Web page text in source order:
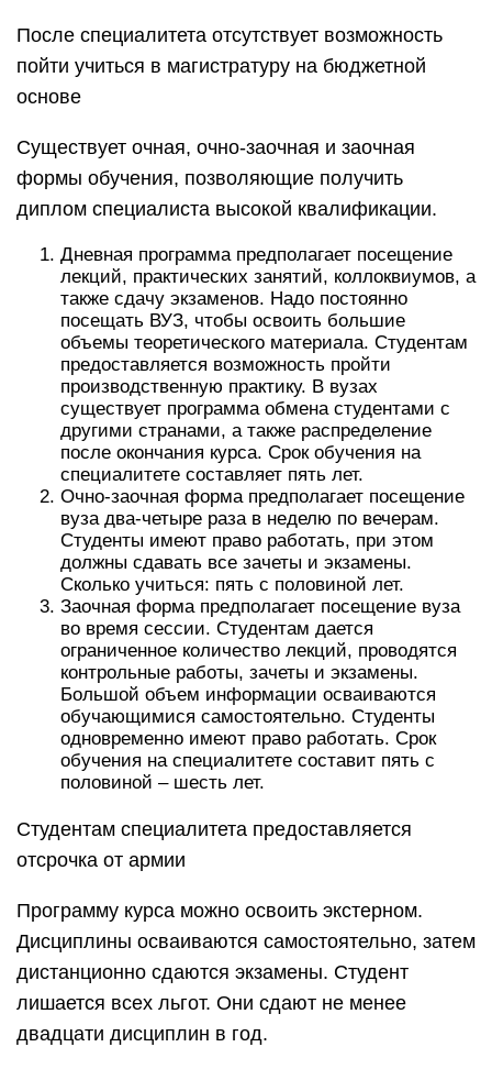
После специалитета отсутствует возможность
пойти учиться в магистратуру на бюджетной
основе
Существует очная, очно-заочная и заочная
формы обучения, позволяющие получить
диплом специалиста высокой квалификации.
Дневная программа предполагает посещение
лекций, практических занятий, коллоквиумов, а
также сдачу экзаменов. Надо постоянно
посещать ВУЗ, чтобы освоить большие
объемы теоретического материала. Студентам
предоставляется возможность пройти
производственную практику. В вузах
существует программа обмена студентами с
другими странами, а также распределение
после окончания курса. Срок обучения на
специалитете составляет пять лет.
Очно-заочная форма предполагает посещение
вуза два-четыре раза в неделю по вечерам.
Студенты имеют право работать, при этом
должны сдавать все зачеты и экзамены.
Сколько учиться: пять с половиной лет.
Заочная форма предполагает посещение вуза
во время сессии. Студентам дается
ограниченное количество лекций, проводятся
контрольные работы, зачеты и экзамены.
Большой объем информации осваиваются
обучающимися самостоятельно. Студенты
одновременно имеют право работать. Срок
обучения на специалитете составит пять с
половиной – шесть лет.
Студентам специалитета предоставляется
отсрочка от армии
Программу курса можно освоить экстерном.
Дисциплины осваиваются самостоятельно, затем
дистанционно сдаются экзамены. Студент
лишается всех льгот. Они сдают не менее
двадцати дисциплин в год.